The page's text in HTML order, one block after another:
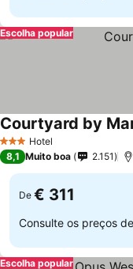
Escolha popular
3 EstrelasHotel
Courtyard by
8,1 Muito boa 2.151
De € 311
Consulte os preços de
Escolha popular